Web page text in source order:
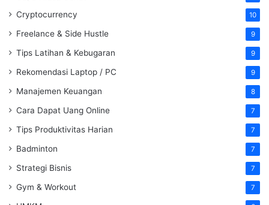
Cryptocurrency 10
Freelance & Side Hustle 9
Tips Latihan & Kebugaran 9
Rekomendasi Laptop / PC 9
Manajemen Keuangan 8
Cara Dapat Uang Online 7
Tips Produktivitas Harian 7
Badminton 7
Strategi Bisnis 7
Gym & Workout 7